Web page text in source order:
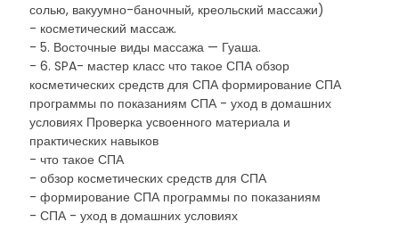
солью, вакуумно-баночный, креольский массажи)
- косметический массаж.
- 5. Восточные виды массажа — Гуаша.
- 6. SPA- мастер класс что такое СПА обзор
косметических средств для СПА формирование СПА
программы по показаниям СПА - уход в домашних
условиях Проверка усвоенного материала и
практических навыков
- что такое СПА
- обзор косметических средств для СПА
- формирование СПА программы по показаниям
- СПА - уход в домашних условиях